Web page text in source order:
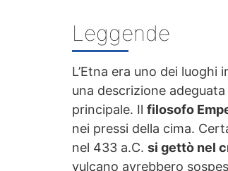
Leggende
L’Etna era uno dei luoghi
una descrizione
principale. Il filosofo
nei pressi della cima.
nel 433 a.C. si gettò nel
vulcano avrebbero